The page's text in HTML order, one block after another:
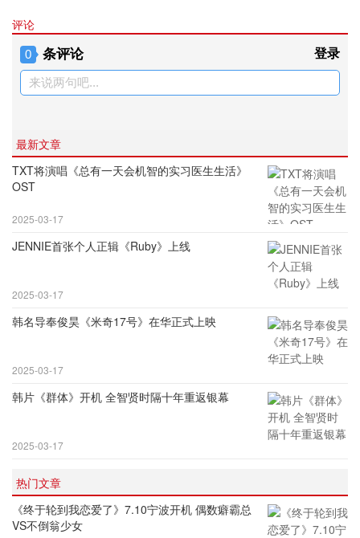
评论
0 条评论 登录
来说两句吧...
最新文章
TXT将演唱《总有一天会机智的实习医生生活》
OST
2025-03-17
JENNIE首张个人正辑《Ruby》上线
2025-03-17
韩名导奉俊昊《米奇17号》在华正式上映
2025-03-17
韩片《群体》开机 全智贤时隔十年重返银幕
2025-03-17
热门文章
《终于轮到我恋爱了》7.10宁波开机 偶数癖霸总
VS不倒翁少女